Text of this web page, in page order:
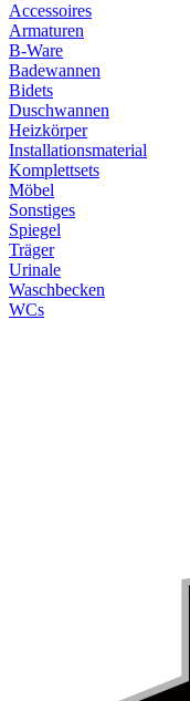
Accessoires
Armaturen
B-Ware
Badewannen
Bidets
Duschwannen
Heizkörper
Installationsmaterial
Komplettsets
Möbel
Sonstiges
Spiegel
Träger
Urinale
Waschbecken
WCs